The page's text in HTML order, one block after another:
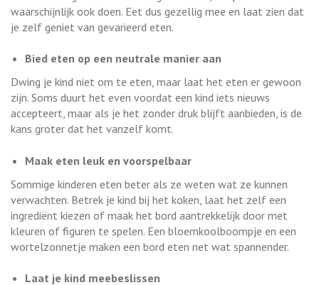
waarschijnlijk ook doen. Eet dus gezellig mee en laat zien dat
je zelf geniet van gevarieerd eten.
Bied eten op een neutrale manier aan
Dwing je kind niet om te eten, maar laat het eten er gewoon
zijn. Soms duurt het even voordat een kind iets nieuws
accepteert, maar als je het zonder druk blijft aanbieden, is de
kans groter dat het vanzelf komt.
Maak eten leuk en voorspelbaar
Sommige kinderen eten beter als ze weten wat ze kunnen
verwachten. Betrek je kind bij het koken, laat het zelf een
ingrediënt kiezen of maak het bord aantrekkelijk door met
kleuren of figuren te spelen. Een bloemkoolboompje en een
wortelzonnetje maken een bord eten net wat spannender.
Laat je kind meebeslissen